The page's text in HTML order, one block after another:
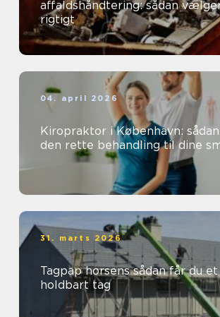
affaldshåndtering: sådan
rigtigt
04. april 2026
Kiropraktor i København:
den rette behandling til dine
31. marts 2026
Tagpap horsens sådan får du et tæt og
holdbart tag